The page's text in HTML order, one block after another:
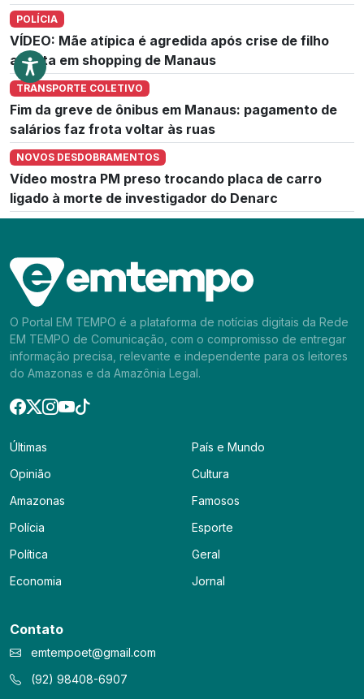
POLÍCIA
VÍDEO: Mãe atípica é agredida após crise de filho
autista em shopping de Manaus
TRANSPORTE COLETIVO
Fim da greve de ônibus em Manaus: pagamento de
salários faz frota voltar às ruas
NOVOS DESDOBRAMENTOS
Vídeo mostra PM preso trocando placa de carro
ligado à morte de investigador do Denarc
O Portal EM TEMPO é a plataforma de notícias digitais da Rede
EM TEMPO de Comunicação, com o compromisso de entregar
informação precisa, relevante e independente para os leitores
do Amazonas e da Amazônia Legal.
Últimas
Opinião
Amazonas
Polícia
Política
Economia
País e Mundo
Cultura
Famosos
Esporte
Geral
Jornal
Contato
emtempoet@gmail.com
(92) 98408-6907